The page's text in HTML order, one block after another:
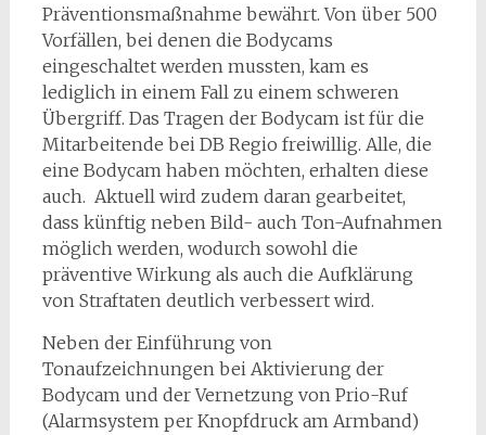
Präventionsmaßnahme bewährt. Von über 500
Vorfällen, bei denen die Bodycams
eingeschaltet werden mussten, kam es
lediglich in einem Fall zu einem schweren
Übergriff. Das Tragen der Bodycam ist für die
Mitarbeitende bei DB Regio freiwillig. Alle, die
eine Bodycam haben möchten, erhalten diese
auch. Aktuell wird zudem daran gearbeitet,
dass künftig neben Bild- auch Ton-Aufnahmen
möglich werden, wodurch sowohl die
präventive Wirkung als auch die Aufklärung
von Straftaten deutlich verbessert wird.
Neben der Einführung von
Tonaufzeichnungen bei Aktivierung der
Bodycam und der Vernetzung von Prio-Ruf
(Alarmsystem per Knopfdruck am Armband)